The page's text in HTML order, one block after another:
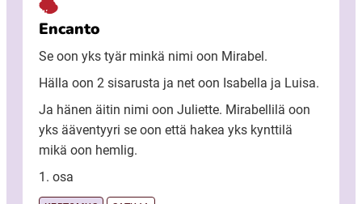
Encanto
Se oon yks tyär minkä nimi oon Mirabel.
Hälla oon 2 sisarusta ja net oon Isabella ja Luisa.
Ja hänen äitin nimi oon Juliette. Mirabellilä oon
yks ääventyyri se oon että hakea yks kynttilä
mikä oon hemlig.
1. osa